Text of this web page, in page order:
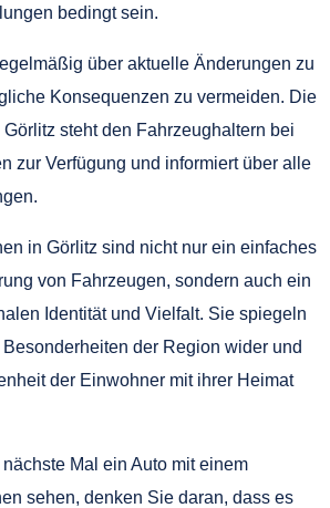
bedingt sein.
über aktuelle Änderungen zu
Konsequenzen zu vermeiden. Die
steht den Fahrzeughaltern bei
zur Verfügung und informiert über alle
in Görlitz sind nicht nur ein einfaches
von Fahrzeugen, sondern auch ein
Identität und Vielfalt. Sie spiegeln
der Region wider und
der Einwohner mit ihrer Heimat
Mal ein Auto mit einem
sehen, denken Sie daran, dass es